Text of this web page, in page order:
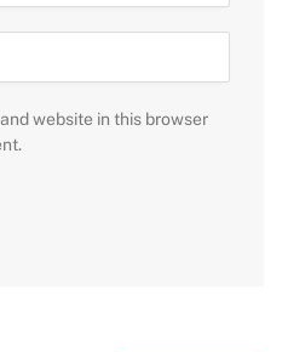
website in this browser